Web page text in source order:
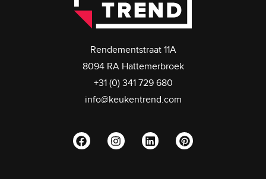
Rendementstraat 11A
8094 RA Hattemerbroek
+31 (0) 341 729 680
info@keukentrend.com